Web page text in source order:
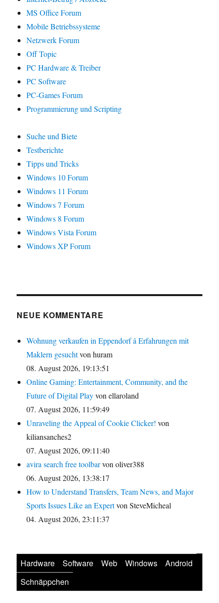
MS Office Forum
Mobile Betriebssysteme
Netzwerk Forum
Off Topic
PC Hardware & Treiber
PC Software
PC-Games Forum
Programmierung und Scripting
Suche und Biete
Testberichte
Tipps und Tricks
Windows 10 Forum
Windows 11 Forum
Windows 7 Forum
Windows 8 Forum
Windows Vista Forum
Windows XP Forum
NEUE KOMMENTARE
Wohnung verkaufen in Eppendorf â Erfahrungen mit
Maklern gesuchtvon huram
08. August 2026, 19:13:51
Online Gaming: Entertainment, Community, and the
Future of Digital Playvon ellaroland
07. August 2026, 11:59:49
Unraveling the Appeal of Cookie Clicker! von
kiliansanches2
07. August 2026, 09:11:40
avira search free toolbarvon oliver388
06. August 2026, 13:38:17
How to Understand Transfers, Team News, and Major
Sports Issues Like an Expertvon SteveMicheal
04. August 2026, 23:11:37
Hardware Software Web Windows
Android
Schnäppchen